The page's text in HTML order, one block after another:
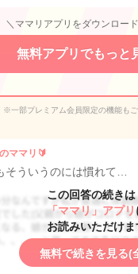
＼ママリアプリをダウンロー
無料アプリでもっと
※一部プレミアム会員限定の機能も
ママリ🔰
そういうのには慣れて…
この回答の続きは
「ママリ」アプリ
お読みいただけま
無料で続きを見る(